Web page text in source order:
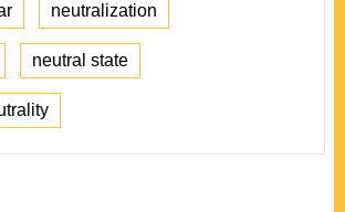
neutralization
neutral state